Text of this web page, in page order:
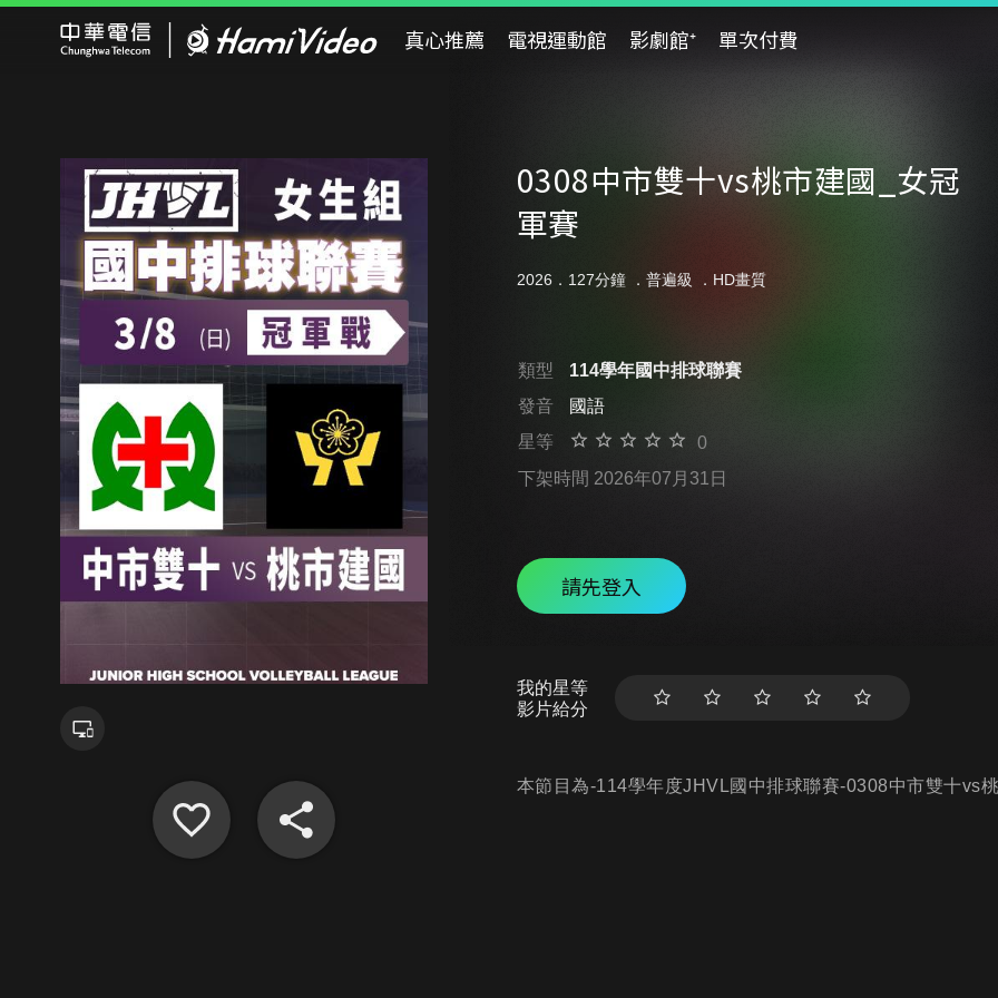
真心推薦 電視運動館 影劇館⁺ 單次付費
0308中市雙十vs桃市建國_女冠
軍賽
2026．127分鐘 ． 普遍級 ．HD畫質
類型
114學年國中排球聯賽
發音
國語
星等
0
下架時間 2026年07月31日
請先登入
我的星等
影片給分
本節目為-114學年度JHVL國中排球聯賽-0308中市雙十vs